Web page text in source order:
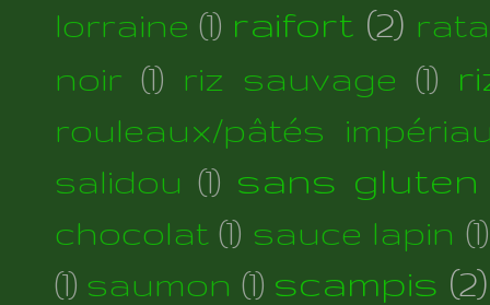
lorraine (1) raifort (2)
noir (1) riz sauvage (1)
rouleaux/pâtés
salidou (1) sans gluten
chocolat (1) sauce lapin (1)
(1) saumon (1) scampis (2)